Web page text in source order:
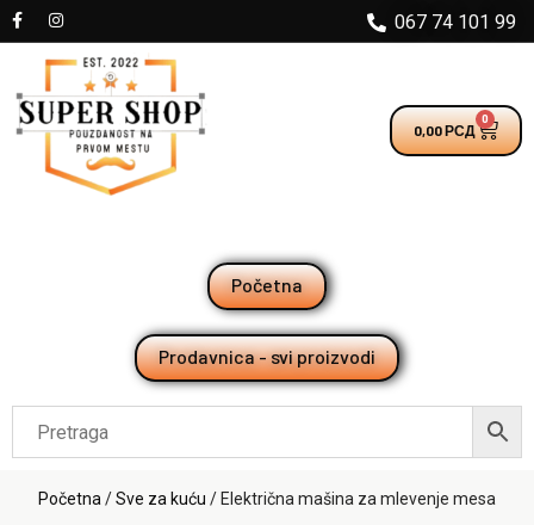
067 74 101 99
0,00РСД
0
Početna
Prodavnica - svi proizvodi
Početna /Sve za kuću / Električna mašina za mlevenje mesa